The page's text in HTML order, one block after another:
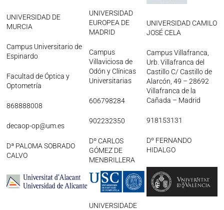
Ventajas
Calendario
Formación
Formación
Archivo de formación
MURCIA OPTOM MEETING 2025
EL COORM EN EL OPTOM 2024
V Congreso de Salud Visual y Pediatría 2022
Quiénes somos
UNIVERSIDAD DE
MURCIA
Campus Universitario de
Espinardo
Facultad de Óptica y
Optometría
868888008
decaop-op@um.es
Dª PALOMA SOBRADO
CALVO
UNIVERSIDAD
EUROPEA DE
MADRID
Campus
Villaviciosa de
Odón y Clínicas
Universitarias
606798284
902232350
Dº CARLOS
GÓMEZ DE
MENBRILLERA
UNIVERSIDAD CAMILO
JOSÉ CELA
Campus Villafranca,
Urb. Villafranca del
Castillo C/ Castillo de
Alarcón, 49 – 28692
Villafranca de la
Cañada – Madrid
918153131
Dº FERNANDO
HIDALGO
UNIVERSIDADE